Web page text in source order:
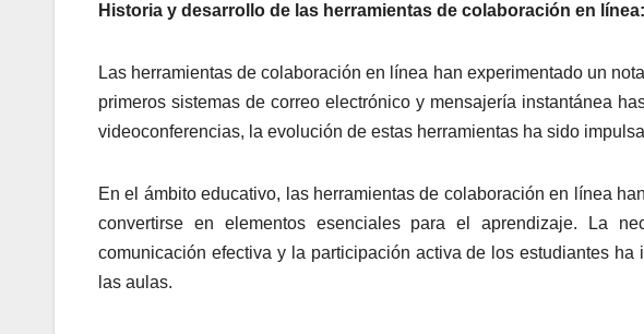
Historia y desarrollo de las herramientas de colaboración en línea:
Las herramientas de colaboración en línea han experimentado un
primeros sistemas de correo electrónico y mensajería instantánea
videoconferencias, la evolución de estas herramientas ha sido
En el ámbito educativo, las herramientas de colaboración en línea
convertirse en elementos esenciales para el aprendizaje. La
comunicación efectiva y la participación activa de los estudiantes
las aulas.